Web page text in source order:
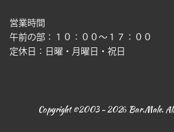
営業時間
午前の部：１０：００〜１７：００
定休日：日曜・月曜日・祝日
Copyright ©2003 - 2026 Bar.Male. All